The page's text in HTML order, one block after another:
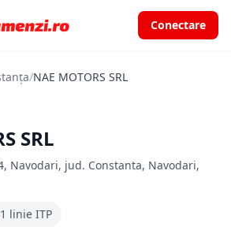
Conectare
/NAE MOTORS SRL
SRL
Navodari, jud. Constanta, Navodari,
1 linie ITP